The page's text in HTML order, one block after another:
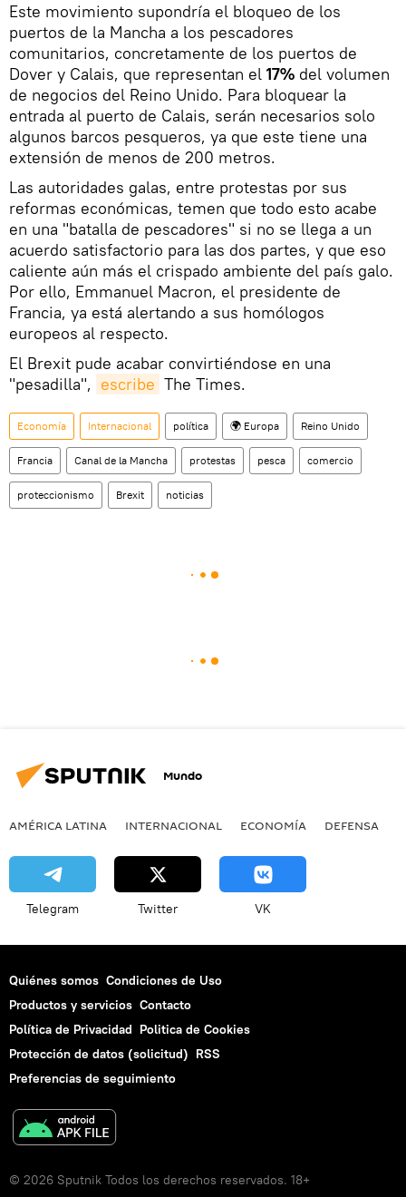
Este movimiento supondría el bloqueo de los
puertos de la Mancha a los pescadores
comunitarios, concretamente de los puertos de
Dover y Calais, que representan el 17% del volumen
de negocios del Reino Unido. Para bloquear la
entrada al puerto de Calais, serán necesarios solo
algunos barcos pesqueros, ya que este tiene una
extensión de menos de 200 metros.
Las autoridades galas, entre protestas por sus
reformas económicas, temen que todo esto acabe
en una "batalla de pescadores" si no se llega a un
acuerdo satisfactorio para las dos partes, y que eso
caliente aún más el crispado ambiente del país galo.
Por ello, Emmanuel Macron, el presidente de
Francia, ya está alertando a sus homólogos
europeos al respecto.
El Brexit pude acabar convirtiéndose en una
"pesadilla", escribe The Times.
Economía Internacional política 🌍 Europa Reino Unido
Francia Canal de la Mancha protestas pesca comercio
proteccionismo Brexit noticias
Mundo
AMÉRICA LATINA INTERNACIONAL ECONOMÍA DEFENSA
Telegram Twitter VK
Quiénes somos Condiciones de Uso
Productos y servicios Contacto
Política de Privacidad Politica de Cookies
Protección de datos (solicitud) RSS
Preferencias de seguimiento
© 2026 Sputnik Todos los derechos reservados. 18+